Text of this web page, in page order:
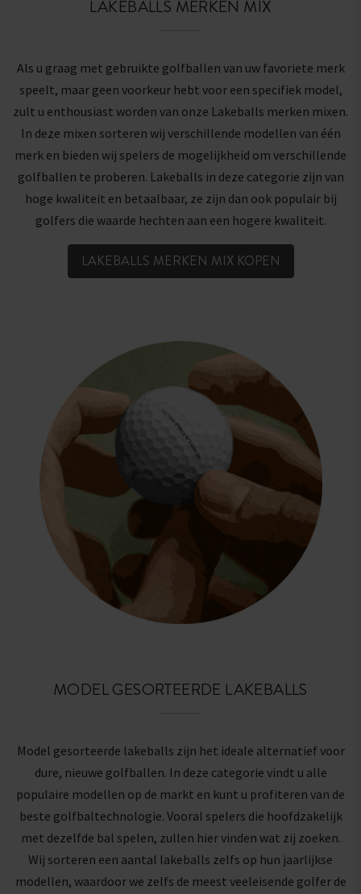
LAKEBALLS MERKEN MIX
Als u graag met gebruikte golfballen van uw favoriete merk
speelt, maar geen voorkeur hebt voor een specifiek model,
zult u enthousiast worden van onze Lakeballs merken mixen.
In deze mixen sorteren wij verschillende modellen van één
merk en bieden wij spelers de mogelijkheid om verschillende
golfballen te proberen. Lakeballs in deze categorie zijn van
hoge kwaliteit en betaalbaar, ze zijn dan ook populair bij
golfers die waarde hechten aan een hogere kwaliteit.
LAKEBALLS MERKEN MIX KOPEN
MODEL GESORTEERDE LAKEBALLS
Model gesorteerde lakeballs zijn het ideale alternatief voor
dure, nieuwe golfballen. In deze categorie vindt u alle
populaire modellen op de markt en kunt u profiteren van de
beste golfbaltechnologie. Vooral spelers die hoofdzakelijk
met dezelfde bal spelen, zullen hier vinden wat zij zoeken.
Wij sorteren een aantal lakeballs zelfs op hun jaarlijkse
modellen, waardoor we zelfs de meest veeleisende golfer de